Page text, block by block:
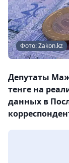
Фото: Zakon.kz
Депутаты
тенге на
данных в